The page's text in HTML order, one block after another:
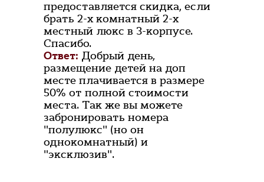
предоставляется скидка, если
брать 2-х комнатный 2-х
местный люкс в 3-корпусе.
Спасибо.
Ответ: Добрый день,
размещение детей на доп
месте плачивается в размере
50% от полной стоимости
места. Так же вы можете
забронировать номера
"полулюкс" (но он
однокомнатный) и
"эксклюзив".